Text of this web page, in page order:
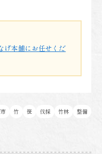
げ本舗にお任せくだ
竹 笹 伐採 竹林 整備